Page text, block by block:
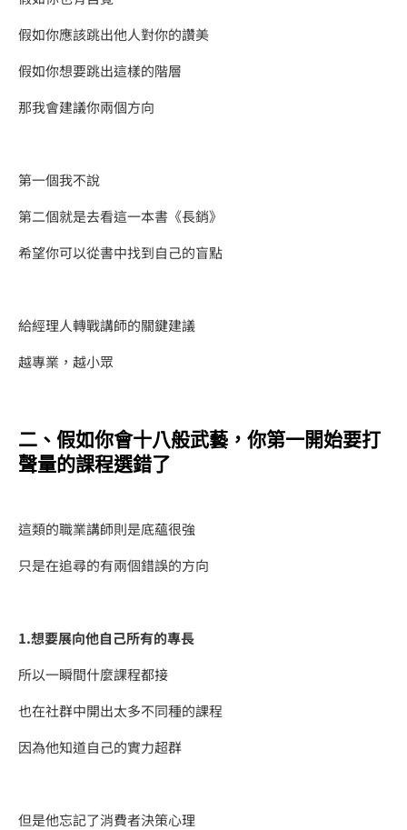
假如你應該跳出他人對你的讚美
假如你想要跳出這樣的階層
那我會建議你兩個方向
第一個我不說
​第二個就是去看這一本書《長銷》
希望你可以從書中找到自己的盲點
​給經理人轉戰講師的關鍵建議
越專業，越小眾
二、​假如你會十八般武藝 ， 你第一開始要打
聲量的課程選錯了
這類的職業講師則是底蘊很強
只是在追尋的有兩個錯誤的方向
1.想要展向他自己所有的專長
​所以一瞬間什麼課程都接
也在社群中開出太多不同種的課程
因為他知道自己的實力超群
但是他忘記了消費者決策心理